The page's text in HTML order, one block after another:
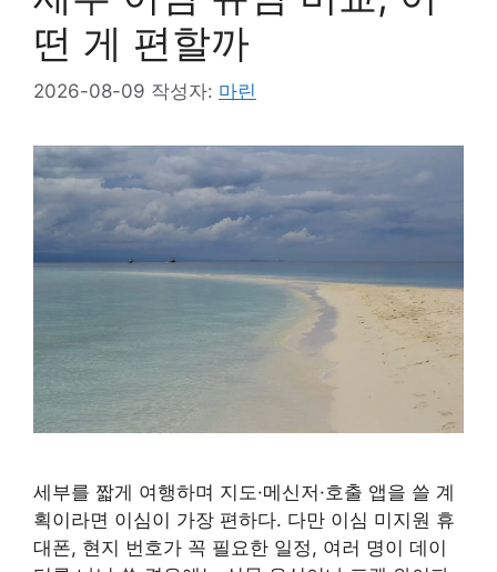
떤 게 편할까
2026-08-09 작성자: 마린
세부를 짧게 여행하며 지도·메신저·호출 앱을 쓸 계
획이라면 이심이 가장 편하다. 다만 이심 미지원 휴
대폰, 현지 번호가 꼭 필요한 일정, 여러 명이 데이